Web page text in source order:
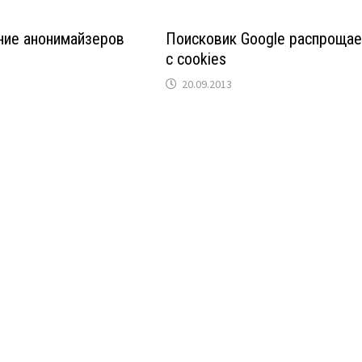
анонимайзеров
Поисковик Google
с cookies
20.09.2013